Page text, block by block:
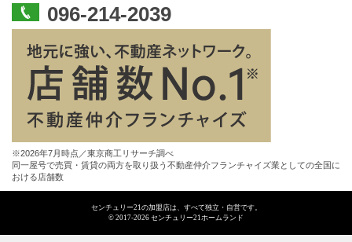
096-214-2039
※2026年7月時点／東京商工リサーチ調べ
同一屋号で売買・賃貸の両方を取り扱う不動産仲介フランチャイズ業としての全国に
おける店舗数
センチュリー21の加盟店は、すべて独立・自営です。
© 2017-2026 センチュリー21ホームランド